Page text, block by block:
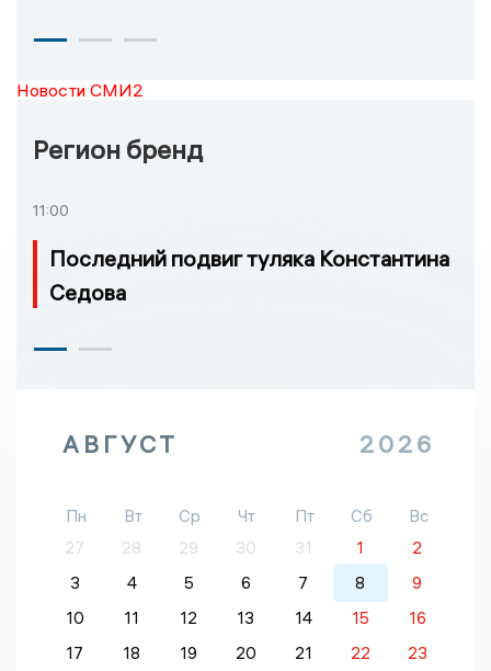
Новости СМИ2
Регион бренд
11:00
Последний подвиг туляка Константина
Седова
АВГУСТ 2026
Пн Вт Ср Чт Пт Сб
Вс
27
28 29 30 31 1
2
3
4 5 6 7 8
9
10
11 12 13 14 15
16
17
18 19 20 21 22
23